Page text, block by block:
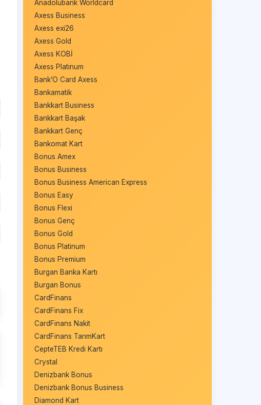
Anadolubank Worldcard
Axess Business
Axess exi26
Axess Gold
Axess KOBİ
Axess Platinum
Bank’O Card Axess
Bankamatik
Bankkart Business
Bankkart Başak
Bankkart Genç
Bankomat Kart
Bonus Amex
Bonus Business
Bonus Business American Express
Bonus Easy
Bonus Flexi
Bonus Genç
Bonus Gold
Bonus Platinum
Bonus Premium
Burgan Banka Kartı
Burgan Bonus
CardFinans
CardFinans Fix
CardFinans Nakit
CardFinans TarımKart
CepteTEB Kredi Kartı
Crystal
Denizbank Bonus
Denizbank Bonus Business
Diamond Kart